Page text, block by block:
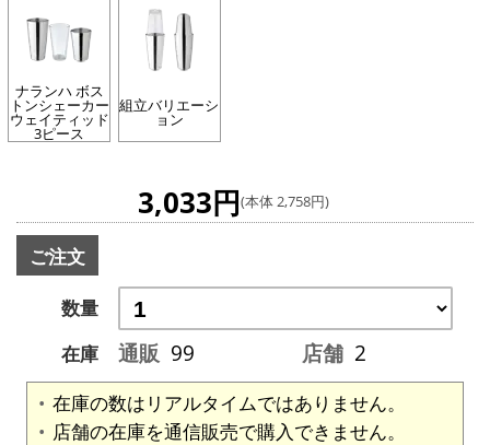
ナランハ ボス
トンシェーカー
ウェイティッド
3ピース
組立バリエーシ
ョン
3,033円(本体 2,758円)
ご注文
数量
在庫
通販 99 店舗 2
在庫の数はリアルタイムではありません。
店舗の在庫を通信販売で購入できません。